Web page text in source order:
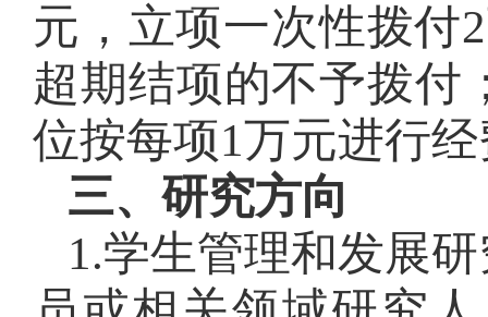
元，立项一次性拨付
超期结项的不予拨付
位按每项1万元进行
三、研究方向
1.学生管理和发展